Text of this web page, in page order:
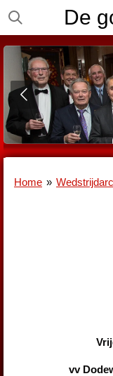
Ga
naar
hoofdinhoud
De
Home »
vv